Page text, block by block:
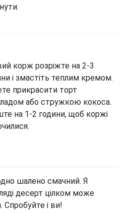
корж розріжте на 2-3
і змастіть теплим кремом.
прикрасити торт
або стружкою кокоса.
на 1-2 години, щоб коржі
шалено смачний. Я
десерт цілком може
Спробуйте і ви!